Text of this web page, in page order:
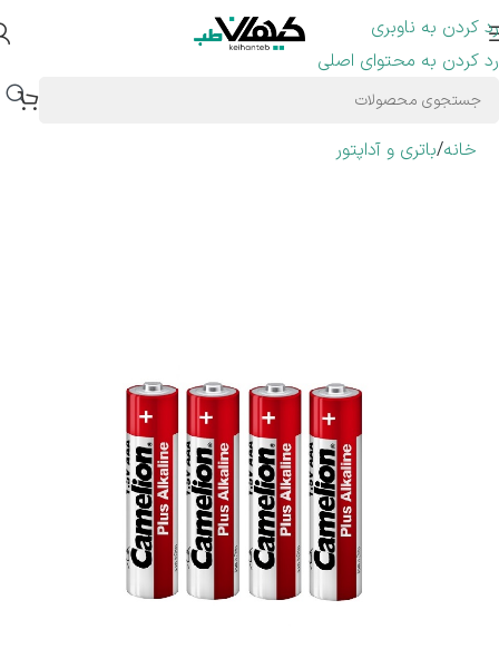
رد کردن به ناوبری
رد کردن به محتوای اصلی
خانه/باتری و آداپتور